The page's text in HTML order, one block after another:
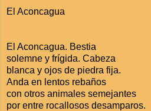
El Aconcagua
El Aconcagua. Bestia
solemne y frígida. Cabeza
blanca y ojos de piedra fija.
Anda en lentos rebaños
con otros animales semejantes
por entre rocallosos desamparos.